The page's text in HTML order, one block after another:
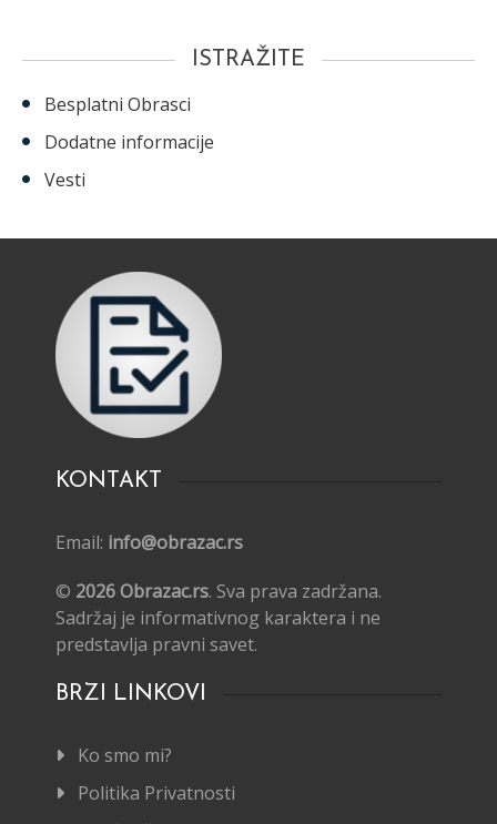
ISTRAŽITE
Besplatni Obrasci
Dodatne informacije
Vesti
KONTAKT
Email: info@obrazac.rs
© 2026 Obrazac.rs. Sva prava zadržana.
Sadržaj je informativnog karaktera i ne
predstavlja pravni savet.
BRZI LINKOVI
Ko smo mi?
Politika Privatnosti